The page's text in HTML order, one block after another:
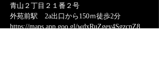
青山２丁目２１番２号
外苑前駅　2a出口から150ｍ徒歩2分
https://maps.app.goo.gl/wdxRuZgey4SgzcnZ8